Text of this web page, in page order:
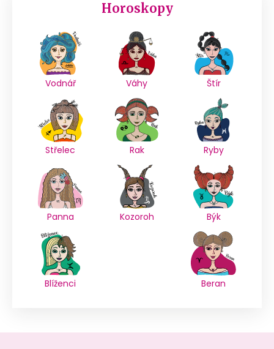
Horoskopy
Vodnář Váhy Štír
Střelec Rak Ryby
Panna Kozoroh Býk
Blíženci Beran